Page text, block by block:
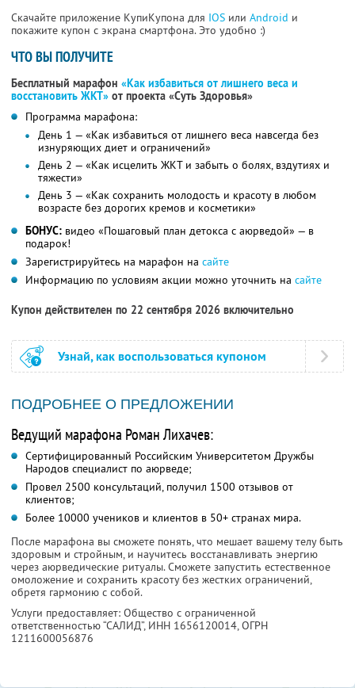
Скачайте приложение КупиКупона для IOS или Android и
покажите купон с экрана смартфона. Это удобно :)
ЧТО ВЫ ПОЛУЧИТЕ
Бесплатный марафон «Как избавиться от лишнего веса и
восстановить ЖКТ» от проекта «Суть Здоровья»
Программа марафона:
День 1 — «Как избавиться от лишнего веса навсегда без
изнуряющих диет и ограничений»
День 2 — «Как исцелить ЖКТ и забыть о болях, вздутиях и
тяжести»
День 3 — «Как сохранить молодость и красоту в любом
возрасте без дорогих кремов и косметики»
БОНУС: видео «Пошаговый план детокса с аюрведой» — в
подарок!
Зарегистрируйтесь на марафон на сайте
Информацию по условиям акции можно уточнить на сайте
Купон действителен по 22 сентября 2026 включительно
Узнай, как воспользоваться купоном
ПОДРОБНЕЕ О ПРЕДЛОЖЕНИИ
Ведущий марафона Роман Лихачев:
Сертифицированный Российским Университетом Дружбы
Народов специалист по аюрведе;
Провел 2500 консультаций, получил 1500 отзывов от
клиентов;
Более 10000 учеников и клиентов в 50+ странах мира.
После марафона вы сможете понять, что мешает вашему телу быть
здоровым и стройным, и научитесь восстанавливать энергию
через аюрведические ритуалы. Сможете запустить естественное
омоложение и сохранить красоту без жестких ограничений,
обретя гармонию с собой.
Услуги предоставляет: Общество с ограниченной
ответственностью “САЛИД”, ИНН 1656120014, ОГРН
1211600056876